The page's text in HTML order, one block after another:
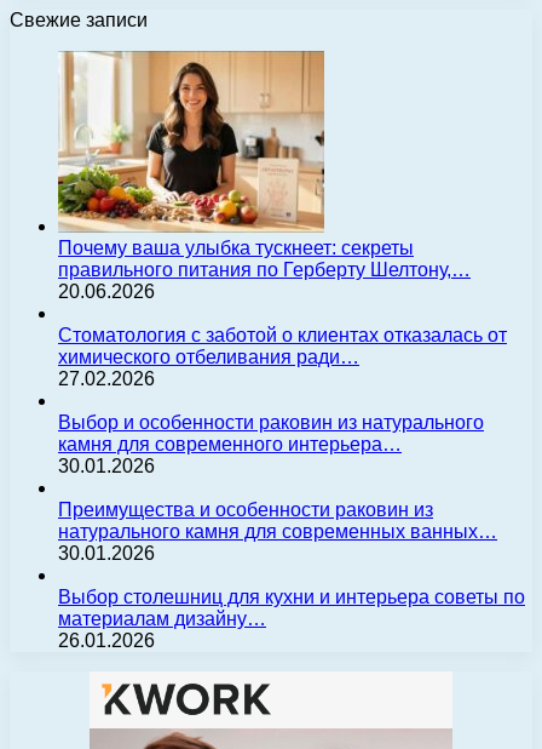
Свежие записи
Почему ваша улыбка тускнеет: секреты
правильного питания по Герберту Шелтону,…
20.06.2026
Стоматология с заботой о клиентах отказалась от
химического отбеливания ради…
27.02.2026
Выбор и особенности раковин из натурального
камня для современного интерьера…
30.01.2026
Преимущества и особенности раковин из
натурального камня для современных ванных…
30.01.2026
Выбор столешниц для кухни и интерьера советы по
материалам дизайну…
26.01.2026